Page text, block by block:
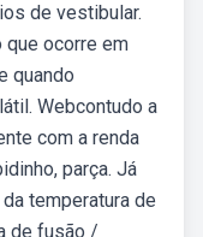
de vestibular.
que ocorre em
quando
Webcontudo a
com a renda
parça. Já
temperatura de
de fusão /